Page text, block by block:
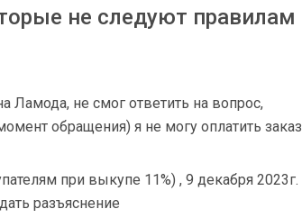
не следуют правилам
Ламода, не смог ответить на вопрос,
обращения) я не могу оплатить заказ
при выкупе 11%) , 9 декабря 2023г.
разъяснение